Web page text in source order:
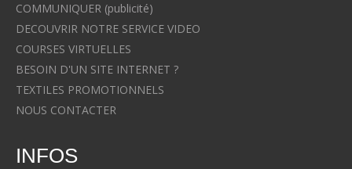
COMMUNIQUER (publicité)
DECOUVRIR NOTRE SERVICE VIDEO
COURSES VIRTUELLES
BESOIN D'UN SITE INTERNET ?
TEXTILES PROMOTIONNELS
NOUS CONTACTER
INFOS